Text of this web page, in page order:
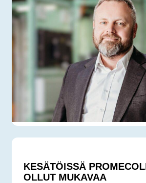
KESÄTÖISSÄ
OLLUT MUKAVAA